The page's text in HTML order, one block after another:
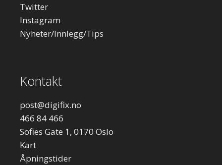
Twitter
Instagram
Nyheter/Innlegg/Tips
Kontakt
post@digifix.no
466 84 466
Sofies Gate 1, 0170 Oslo
Kart
Åpningstider